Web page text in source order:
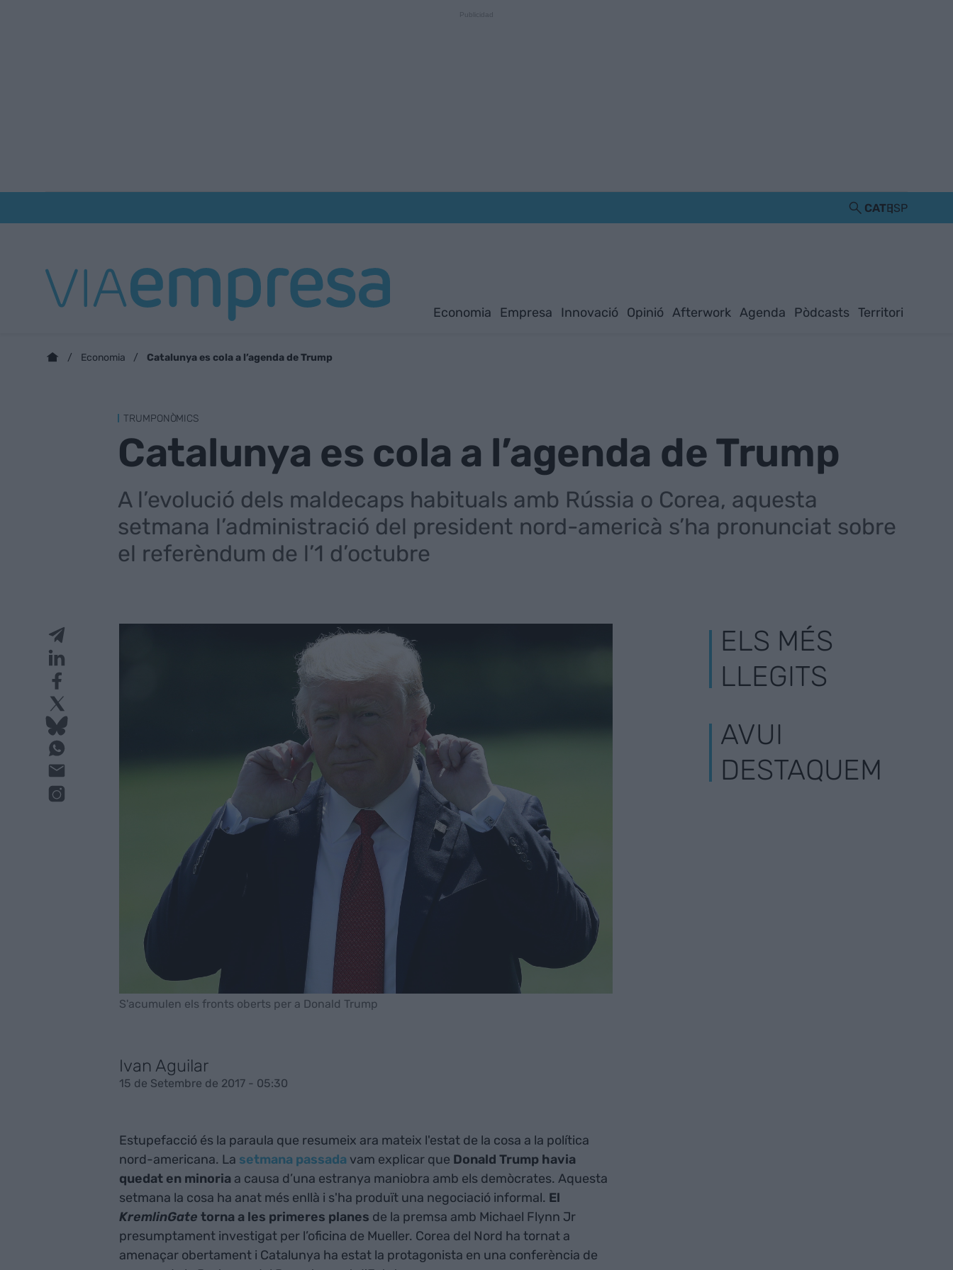
CATESP
Economia Empresa Innovació Opinió Afterwork Agenda Pòdcasts Territori
Economia Catalunya es cola a l’agenda de Trump
TRUMPONÒMICS
Catalunya es cola a l’agenda de Trump
A l’evolució dels maldecaps habituals amb Rússia o Corea, aquesta
setmana l’administració del president nord-americà s’ha pronunciat sobre
el referèndum de l’1 d’octubre
S'acumulen els fronts oberts per a Donald Trump
Ivan Aguilar
15 de Setembre de 2017 - 05:30
Estupefacció és la paraula que resumeix ara mateix l'estat de la cosa a la política
nord-americana. La setmana passada vam explicar que Donald Trump havia
quedat en minoriaa causa d’una estranya maniobra amb els demòcrates. Aquesta
setmana la cosa ha anat més enllà i s'ha produït una negociació informal. El
KremlinGate torna a les primeres planes de la premsa amb Michael Flynn Jr
presumptament investigat per l’oficina de Mueller. Corea del Nord ha tornat a
amenaçar obertament i Catalunya ha estat la protagonista en una conferència de
ELS MÉS
LLEGITS
AVUI
DESTAQUEM